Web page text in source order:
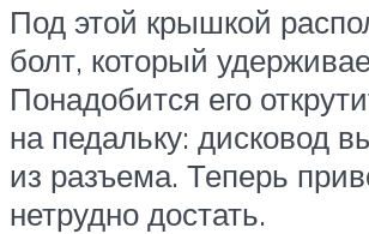
Под этой крышкой
болт, который
Понадобится его
на педальку: дисковод
из разъема. Теперь
нетрудно достать.